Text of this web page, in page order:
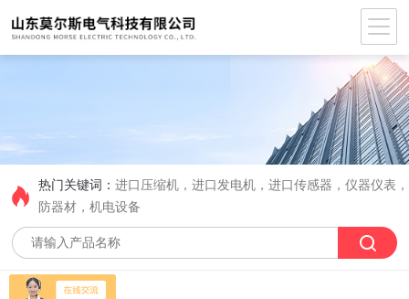
热门关键词：进口压缩机，进口发电机，进口传感器，仪器仪表
防器材，机电设备